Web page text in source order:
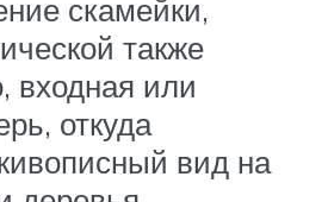
скамейки,
также
входная или
откуда
вид на